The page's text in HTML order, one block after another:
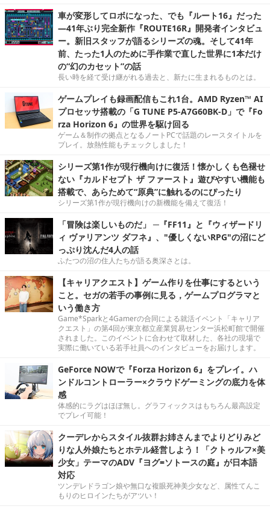
車が変形してロボになった、でも『ルート16』だった
―41年ぶり完全新作『ROUTE16R』開発者インタビュ
ー。新旧スタッフが語るシリーズの魂。そして41年
前、たった1人のために手作業で直した世界に1本だけ
の“幻のカセット”の話
長い時を経て受け継がれる過去と、新たに生まれるものとは。
ゲームプレイも録画配信もこれ1台。AMD Ryzen™ AI
プロセッサ搭載の「G TUNE P5-A7G60BK-D」で『Fo
rza Horizon 6』の世界を駆け回る
ゲーム＆制作の拠点となるノートPCで話題のレースタイトルを
プレイ。放熱性能もチェックしました！
シリーズ第1作が現行機向けに復活！懐かしくも色褪せ
ない『カルドセプト ザ ファースト』遊びやすい機能も
搭載で、あらためて“原典”に触れるのにぴったり
シリーズ第1作が現行機向けの新機能を備えて復活！
「冒険は楽しいものだ」 ─『FF11』と『ウィザードリ
ィ ヴァリアンツ ダフネ』、"優しくないRPG"の沼にど
っぷり沈んだ4人の話
ふたつの沼の住人たちが語る奥深さとは。
【キャリアクエスト】ゲーム作りを仕事にするという
こと。セガの若手の事例に見る，ゲームプログラマと
いう働き方
Game*Sparkと4Gamerの合同による就活イベント「キャリア
クエスト」の第4回が東京都立産業貿易センター浜松町館で開催
されました。このイベントに合わせて取材した、各社の現場で
実際に働いている若手社員へのインタビューをお届けします。
GeForce NOWで『Forza Horizon 6』をプレイ。ハ
ンドルコントローラー×クラウドゲーミングの底力を体
感
体感的にラグはほぼ無し。グラフィックスはもちろん最高設定
でプレイ可能！
クーデレからスタイル抜群お姉さんまでよりどりみど
りな人外娘たちとホテル経営しよう！「クトゥルフ×美
少女」テーマのADV『ヨグ=ソトースの庭』が日本語
対応
ツンデレドラゴン娘や無口な複眼死神美少女など、属性てんこ
もりのヒロインたちがアツい！